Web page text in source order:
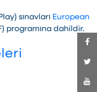
sınavları European
programına dahildir.